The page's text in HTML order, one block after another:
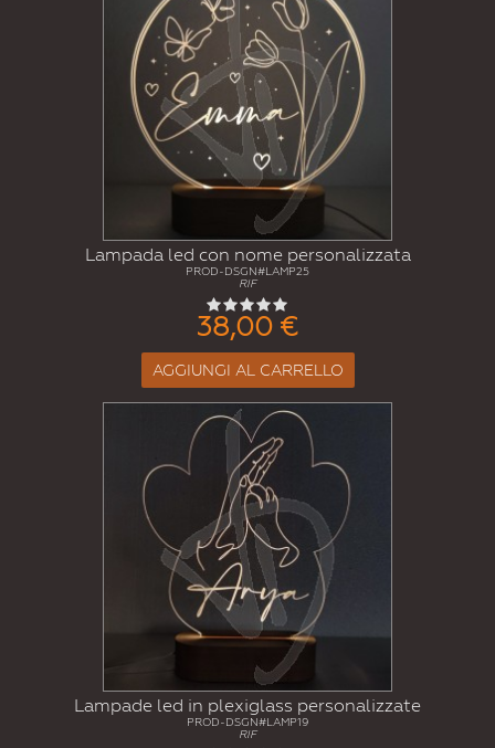
Lampada led con nome personalizzata
PROD-DSGN#LAMP25
RIF
38,00 €
AGGIUNGI AL CARRELLO
Lampade led in plexiglass personalizzate
PROD-DSGN#LAMP19
RIF